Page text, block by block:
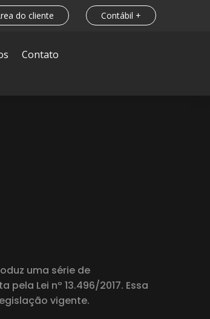
do cliente Contábil +
Contato
uma série de
Lei nº 13.496/2017. Essa
vigente.